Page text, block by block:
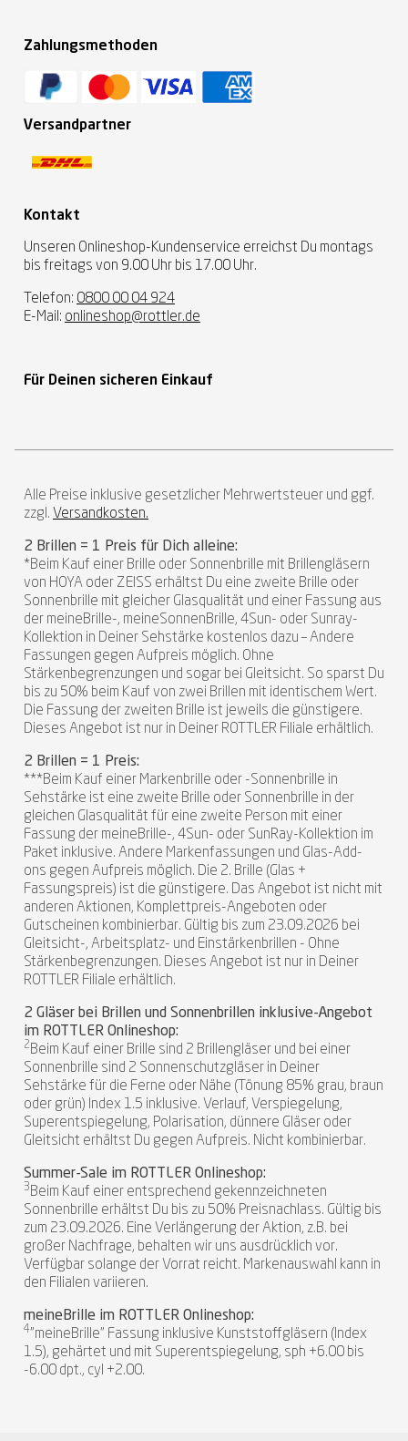
Zahlungsmethoden
Versandpartner
Kontakt
Unseren Onlineshop-Kundenservice erreichst Du montags
bis freitags von 9.00 Uhr bis 17.00 Uhr.
Telefon: 0800 00 04 924
E-Mail: onlineshop@rottler.de
Für Deinen sicheren Einkauf
Alle Preise inklusive gesetzlicher Mehrwertsteuer und ggf.
zzgl. Versandkosten.
2 Brillen = 1 Preis für Dich alleine:
*Beim Kauf einer Brille oder Sonnenbrille mit Brillengläsern
von HOYA oder ZEISS erhältst Du eine zweite Brille oder
Sonnenbrille mit gleicher Glasqualität und einer Fassung aus
der meineBrille-, meineSonnenBrille, 4Sun- oder Sunray-
Kollektion in Deiner Sehstärke kostenlos dazu – Andere
Fassungen gegen Aufpreis möglich. Ohne
Stärkenbegrenzungen und sogar bei Gleitsicht. So sparst Du
bis zu 50% beim Kauf von zwei Brillen mit identischem Wert.
Die Fassung der zweiten Brille ist jeweils die günstigere.
Dieses Angebot ist nur in Deiner ROTTLER Filiale erhältlich.
2 Brillen = 1 Preis:
***Beim Kauf einer Markenbrille oder -Sonnenbrille in
Sehstärke ist eine zweite Brille oder Sonnenbrille in der
gleichen Glasqualität für eine zweite Person mit einer
Fassung der meineBrille-, 4Sun- oder SunRay-Kollektion im
Paket inklusive. Andere Markenfassungen und Glas-Add-
ons gegen Aufpreis möglich. Die 2. Brille (Glas +
Fassungspreis) ist die günstigere. Das Angebot ist nicht mit
anderen Aktionen, Komplettpreis-Angeboten oder
Gutscheinen kombinierbar. Gültig bis zum 23.09.2026 bei
Gleitsicht-, Arbeitsplatz- und Einstärkenbrillen - Ohne
Stärkenbegrenzungen. Dieses Angebot ist nur in Deiner
ROTTLER Filiale erhältlich.
2 Gläser bei Brillen und Sonnenbrillen inklusive-Angebot
im ROTTLER Onlineshop:
2 Beim Kauf einer Brille sind 2 Brillengläser und bei einer
Sonnenbrille sind 2 Sonnenschutzgläser in Deiner
Sehstärke für die Ferne oder Nähe (Tönung 85% grau, braun
oder grün) Index 1.5 inklusive. Verlauf, Verspiegelung,
Superentspiegelung, Polarisation, dünnere Gläser oder
Gleitsicht erhältst Du gegen Aufpreis. Nicht kombinierbar.
Summer-Sale im ROTTLER Onlineshop:
3 Beim Kauf einer entsprechend gekennzeichneten
Sonnenbrille erhältst Du bis zu 50% Preisnachlass. Gültig bis
zum 23.09.2026. Eine Verlängerung der Aktion, z.B. bei
großer Nachfrage, behalten wir uns ausdrücklich vor.
Verfügbar solange der Vorrat reicht. Markenauswahl kann in
den Filialen variieren.
meineBrille im ROTTLER Onlineshop:
4"meineBrille" Fassung inklusive Kunststoffgläsern (Index
1.5), gehärtet und mit Superentspiegelung, sph +6.00 bis
-6.00 dpt., cyl +2.00.